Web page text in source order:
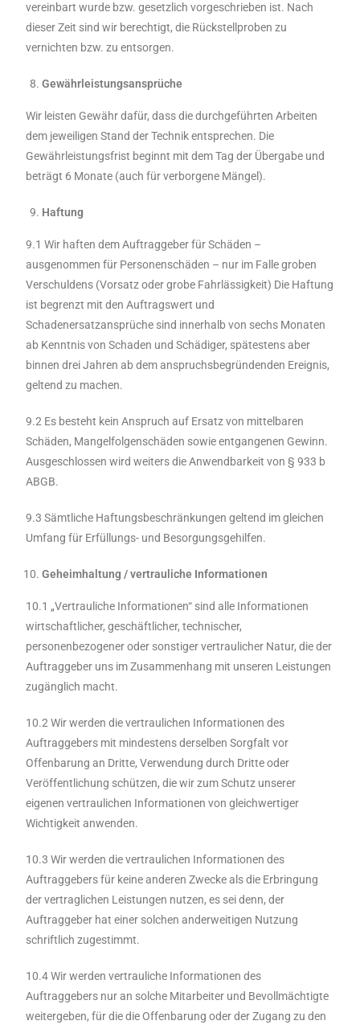
vereinbart wurde bzw. gesetzlich vorgeschrieben ist. Nach
dieser Zeit sind wir berechtigt, die Rückstellproben zu
vernichten bzw. zu entsorgen.
Gewährleistungsansprüche
Wir leisten Gewähr dafür, dass die durchgeführten Arbeiten
dem jeweiligen Stand der Technik entsprechen. Die
Gewährleistungsfrist beginnt mit dem Tag der Übergabe und
beträgt 6 Monate (auch für verborgene Mängel).
Haftung
9.1 Wir haften dem Auftraggeber für Schäden –
ausgenommen für Personenschäden – nur im Falle groben
Verschuldens (Vorsatz oder grobe Fahrlässigkeit) Die Haftung
ist begrenzt mit den Auftragswert und
Schadenersatzansprüche sind innerhalb von sechs Monaten
ab Kenntnis von Schaden und Schädiger, spätestens aber
binnen drei Jahren ab dem anspruchsbegründenden Ereignis,
geltend zu machen.
9.2 Es besteht kein Anspruch auf Ersatz von mittelbaren
Schäden, Mangelfolgenschäden sowie entgangenen Gewinn.
Ausgeschlossen wird weiters die Anwendbarkeit von § 933 b
ABGB.
9.3 Sämtliche Haftungsbeschränkungen geltend im gleichen
Umfang für Erfüllungs- und Besorgungsgehilfen.
Geheimhaltung / vertrauliche Informationen
10.1 „Vertrauliche Informationen“ sind alle Informationen
wirtschaftlicher, geschäftlicher, technischer,
personenbezogener oder sonstiger vertraulicher Natur, die der
Auftraggeber uns im Zusammenhang mit unseren Leistungen
zugänglich macht.
10.2 Wir werden die vertraulichen Informationen des
Auftraggebers mit mindestens derselben Sorgfalt vor
Offenbarung an Dritte, Verwendung durch Dritte oder
Veröffentlichung schützen, die wir zum Schutz unserer
eigenen vertraulichen Informationen von gleichwertiger
Wichtigkeit anwenden.
10.3 Wir werden die vertraulichen Informationen des
Auftraggebers für keine anderen Zwecke als die Erbringung
der vertraglichen Leistungen nutzen, es sei denn, der
Auftraggeber hat einer solchen anderweitigen Nutzung
schriftlich zugestimmt.
10.4 Wir werden vertrauliche Informationen des
Auftraggebers nur an solche Mitarbeiter und Bevollmächtigte
weitergeben, für die die Offenbarung oder der Zugang zu den